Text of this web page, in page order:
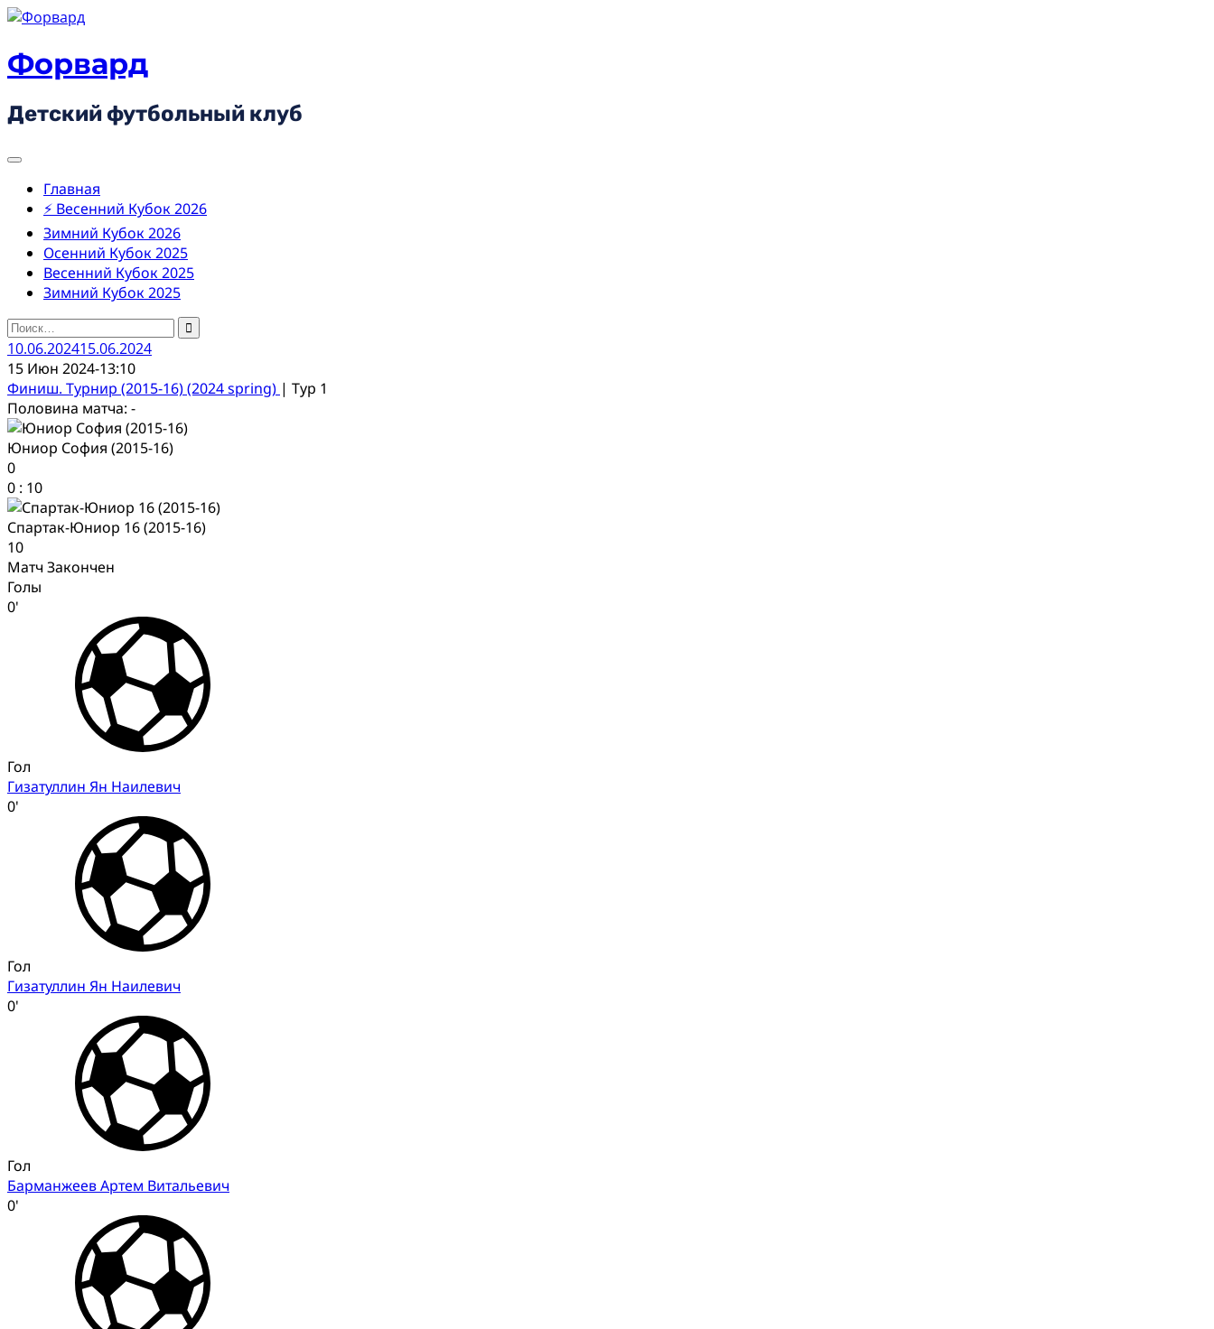
Skip
content
Форвард
Детский футбольный клуб
Главная
⚡ Весенний Кубок 2026
Зимний Кубок 2026
Осенний Кубок 2025
Весенний Кубок 2025
Зимний Кубок 2025
Найти:
10.06.202415.06.2024
15 Июн 2024-13:10
Финиш. Турнир (2015-16) (2024 spring) | Тур 1
Половина матча: -
Юниор София (2015-16)
0
0 : 10
Спартак-Юниор 16 (2015-16)
10
Матч Закончен
Голы
0'
Гол
Гизатуллин Ян Наилевич
0'
Гол
Гизатуллин Ян Наилевич
0'
Гол
Барманжеев Артем Витальевич
0'